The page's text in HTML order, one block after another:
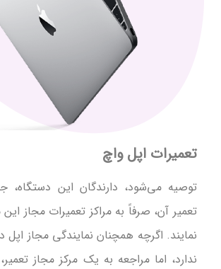
تعمیرات اپل واچ
توصیه می‌شود، دارندگان این
تعمیر آن، صرفاً به مراکز تعمیرات مجاز
نمایند. اگرچه همچنان نمایندگی مجاز اپل
ندارد، اما مراجعه به یک مرکز مجاز